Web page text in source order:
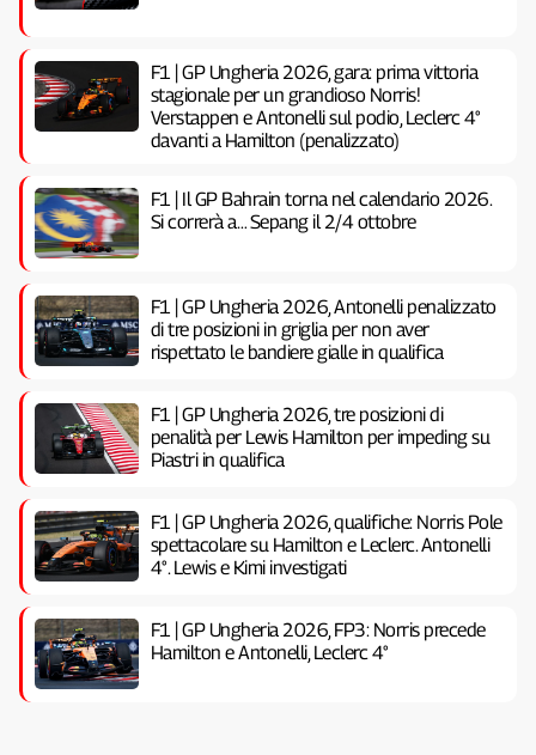
F1 | GP Ungheria 2026, gara: prima vittoria
stagionale per un grandioso Norris!
Verstappen e Antonelli sul podio, Leclerc 4°
davanti a Hamilton (penalizzato)
F1 | Il GP Bahrain torna nel calendario 2026.
Si correrà a… Sepang il 2/4 ottobre
F1 | GP Ungheria 2026, Antonelli penalizzato
di tre posizioni in griglia per non aver
rispettato le bandiere gialle in qualifica
F1 | GP Ungheria 2026, tre posizioni di
penalità per Lewis Hamilton per impeding su
Piastri in qualifica
F1 | GP Ungheria 2026, qualifiche: Norris Pole
spettacolare su Hamilton e Leclerc. Antonelli
4°. Lewis e Kimi investigati
F1 | GP Ungheria 2026, FP3: Norris precede
Hamilton e Antonelli, Leclerc 4°